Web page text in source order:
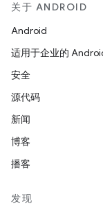
关于 ANDROID
Android
适用于企业的
安全
源代码
新闻
博客
播客
发现